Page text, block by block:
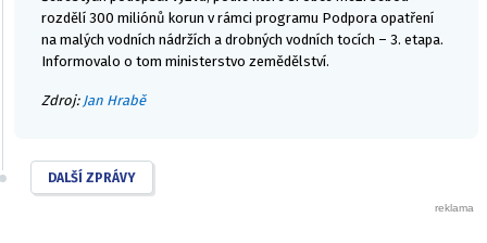
rozdělí 300 miliónů korun v rámci programu Podpora opatření
na malých vodních nádržích a drobných vodních tocích – 3. etapa.
Informovalo o tom ministerstvo zemědělství.
Zdroj: Jan Hrabě
DALŠÍ ZPRÁVY